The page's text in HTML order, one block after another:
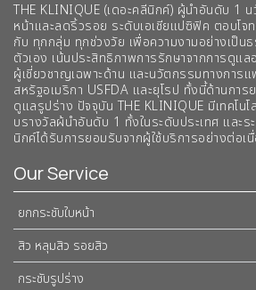
THE KLINIQUE (เดอะคลีนิกค์) ผู้นำอันดับ 1
หน้าและลดริ้วรอย ระดับเอเชียแปซิฟิค ตอบโจ
กับ ทุกกลุ่ม ทุกช่วงวัย เพื่อความงามอย่างเป็น
ตัวเอง เน้นประสิทธิภาพการรักษาจากการดูแ
ผู้เชี่ยวชาญเฉพาะด้าน และนวัตกรรมทางการ
สหรัฐอเมริกา USFDA และยุโรป ทั้งนี้ด้านกา
ดูแลรูปร่าง ปัจจุบัน THE KLINIQUE มีเทคโน
บรางวัลผ้นำอันดับ 1 ทั้งในระดับประเทศ และร
นิกค์ได้รับการยอมรับจากผู้ใช้บริการอย่างต่อเ
Our Service
ยกกระชับใบหน้า
สิว หลุมสิว รอยสิว
กระชับรูปร่าง